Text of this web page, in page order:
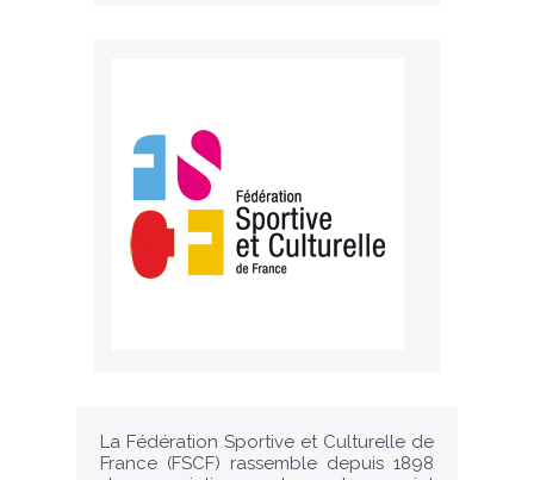
La Fédération Sportive et Culturelle de
France (FSCF) rassemble depuis 1898